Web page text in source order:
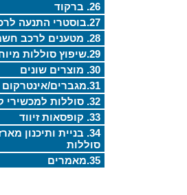
26. ברקוד
27.בוסטרי התנעה לרכב
28. מטענים לרכב חשמלי
29.שיפוץ סוללות מיוחדות
30. מוצרים שונים
31.מגברים/אינטרקום
32. סוללות למכשירי קשר
33. קופסאות זיווד
34. בניית ותיכנון
סוללות
35.מאמרים